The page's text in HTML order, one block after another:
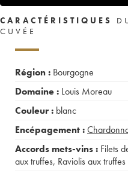
CARACTÉRISTIQUES
CUVÉE
Région : Bourgogne
Domaine : Louis Moreau
Couleur : blanc
Encépagement :
Accords mets-vins : Filets
aux truffes, Raviolis aux truffes